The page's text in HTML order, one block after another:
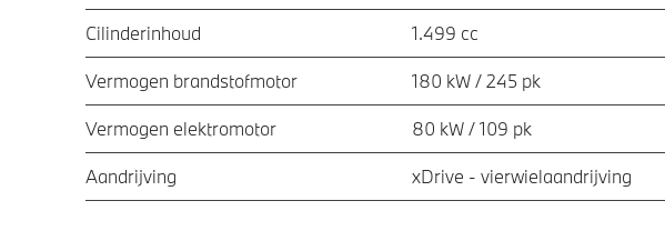
Cilinderinhoud 1.499 cc
Vermogen brandstofmotor 180 kW / 245 pk
Vermogen elektromotor 80 kW / 109 pk
Aandrijving xDrive - vierwielaandrijving